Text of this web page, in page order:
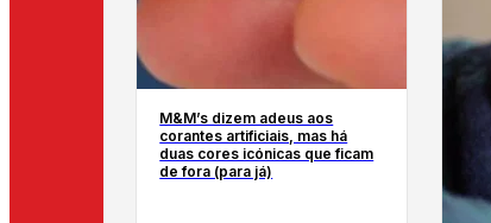
M&M’s dizem adeus aos
corantes artificiais, mas há
duas cores icónicas que ficam
de fora (para já)